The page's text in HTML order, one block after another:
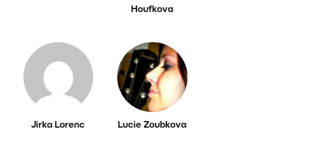
Houfkova
Jirka Lorenc Lucie Zoubkova